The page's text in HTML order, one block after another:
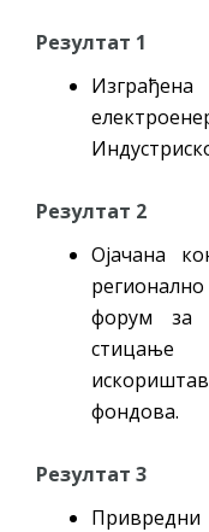
Резултат 1
Резултат 2
Ојачана
форум за
стицање
фондова.
Резултат 3